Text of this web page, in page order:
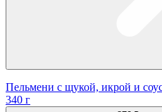
Пельмени с щукой, икрой и
340 г